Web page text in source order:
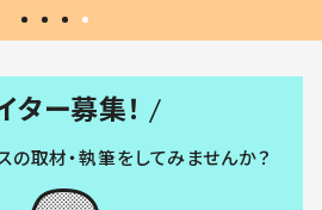
ター募集！
の取材・執筆をしてみませんか？